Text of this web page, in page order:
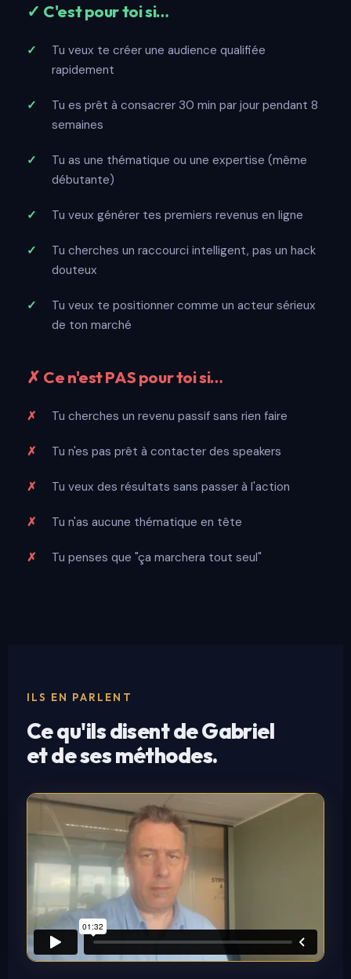
✓ C'est pour toi si…
Tu veux te créer une audience qualifiée
rapidement
Tu es prêt à consacrer 30 min par jour pendant 8
semaines
Tu as une thématique ou une expertise (même
débutante)
Tu veux générer tes premiers revenus en ligne
Tu cherches un raccourci intelligent, pas un hack
douteux
Tu veux te positionner comme un acteur sérieux
de ton marché
✗ Ce n'est PAS pour toi si…
Tu cherches un revenu passif sans rien faire
Tu n'es pas prêt à contacter des speakers
Tu veux des résultats sans passer à l'action
Tu n'as aucune thématique en tête
Tu penses que "ça marchera tout seul"
ILS EN PARLENT
Ce qu'ils disent de Gabriel
et de ses méthodes.